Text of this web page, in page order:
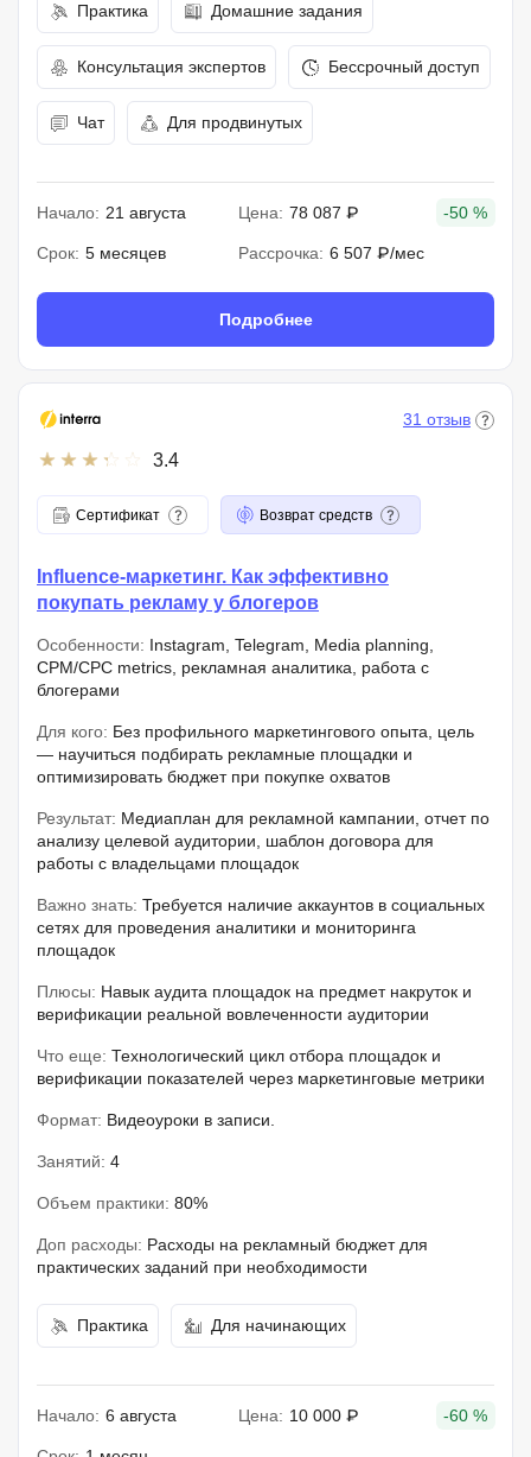
Практика Домашние задания
Консультация экспертов Бессрочный доступ
Чат Для продвинутых
Начало: 21 августа Цена: 78 087 ₽ -50 %
Срок: 5 месяцев Рассрочка: 6 507 ₽/мес
Подробнее
3.4
31 отзыв
Сертификат Возврат средств
Influence-маркетинг. Как эффективно
покупать рекламу у блогеров
Особенности: Instagram, Telegram, Media planning,
CPM/CPC metrics, рекламная аналитика, работа с
блогерами
Для кого: Без профильного маркетингового опыта, цель
— научиться подбирать рекламные площадки и
оптимизировать бюджет при покупке охватов
Результат: Медиаплан для рекламной кампании, отчет по
анализу целевой аудитории, шаблон договора для
работы с владельцами площадок
Важно знать: Требуется наличие аккаунтов в социальных
сетях для проведения аналитики и мониторинга
площадок
Плюсы: Навык аудита площадок на предмет накруток и
верификации реальной вовлеченности аудитории
Что еще: Технологический цикл отбора площадок и
верификации показателей через маркетинговые метрики
Формат: Видеоуроки в записи.
Занятий: 4
Объем практики: 80%
Доп расходы: Расходы на рекламный бюджет для
практических заданий при необходимости
Практика Для начинающих
Начало: 6 августа Цена: 10 000 ₽ -60 %